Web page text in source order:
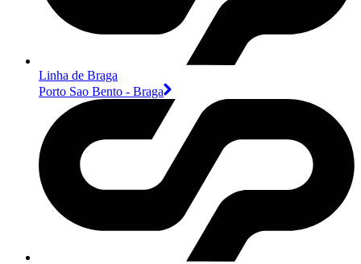
Linha de Braga
Porto Sao Bento - Braga